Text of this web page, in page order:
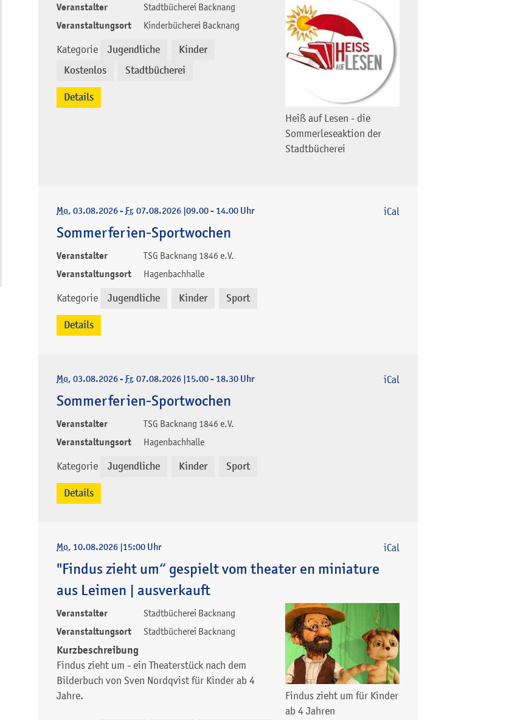
Heiß auf Lesen - die
Sommerleseaktion der
Stadtbücherei
Veranstalter Stadtbücherei Backnang
Veranstaltungsort Kinderbücherei Backnang
Kategorie Jugendliche Kinder
Kostenlos Stadtbücherei
Details
Mo, 03.08.2026-Fr, 07.08.2026 |09.00 - 14.00 Uhr
Sommerferien-Sportwochen
Veranstalter TSG Backnang 1846 e.V.
Veranstaltungsort Hagenbachhalle
Kategorie Jugendliche Kinder Sport
iCal
Details
Mo, 03.08.2026-Fr, 07.08.2026 |15.00 - 18.30 Uhr
Sommerferien-Sportwochen
Veranstalter TSG Backnang 1846 e.V.
Veranstaltungsort Hagenbachhalle
Kategorie Jugendliche Kinder Sport
iCal
Details
Mo, 10.08.2026 |15:00 Uhr
"Findus zieht um“ gespielt vom theater en miniature
aus Leimen | ausverkauft
Findus zieht um für Kinder
ab 4 Jahren
Veranstalter Stadtbücherei Backnang
Veranstaltungsort Stadtbücherei Backnang
Kurzbeschreibung
Findus zieht um - ein Theaterstück nach dem
Bilderbuch von Sven Nordqvist für Kinder ab 4
Jahre.
iCal